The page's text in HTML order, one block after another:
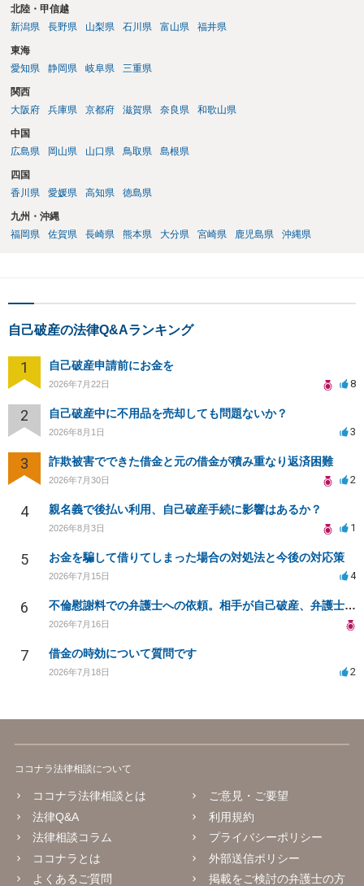
北陸・甲信越
新潟県
長野県 山梨県 石川県 富山県 福井県
東海
愛知県
静岡県 岐阜県 三重県
関西
大阪府
兵庫県 京都府 滋賀県 奈良県 和歌山県
中国
広島県
岡山県 山口県 鳥取県 島根県
四国
香川県
愛媛県 高知県 徳島県
九州・沖縄
福岡県
佐賀県 長崎県 熊本県 大分県 宮崎県 鹿児島県 沖縄県
自己破産の法律Q&Aランキング
1 自己破産申請前にお金を
2026年7月22日 8
2 自己破産中に不用品を売却しても問題ないか？
2026年8月1日 3
3 詐欺被害でできた借金と元の借金が積み重なり返済困難
2026年7月30日 2
4 親名義で後払い利用、自己破産手続に影響はあるか？
2026年8月3日 1
5 お金を騙して借りてしまった場合の対処法と今後の対応策
2026年7月15日 4
6 不倫慰謝料での弁護士への依頼。相手が自己破産、弁護士との契約範囲は？
2026年7月16日
7 借金の時効について質問です
2026年7月18日 2
ココナラ法律相談について
ココナラ法律相談とは
法律Q&A
法律相談コラム
ココナラとは
よくあるご質問
ご意見・ご要望
利用規約
プライバシーポリシー
外部送信ポリシー
掲載をご検討の弁護士の方